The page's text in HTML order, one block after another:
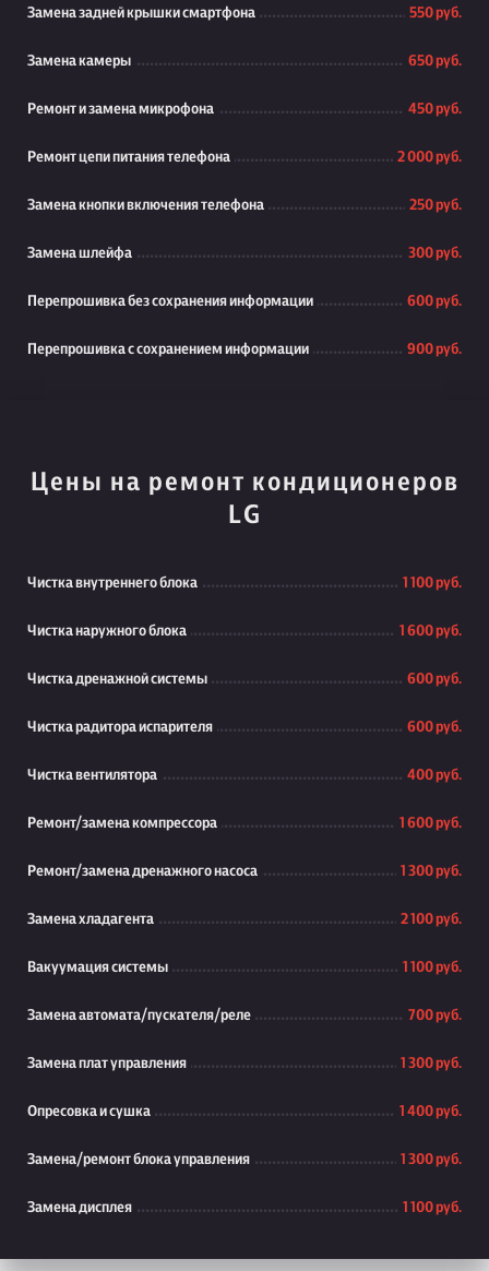
Замена задней крышки смартфона 550 руб.
Замена камеры 650 руб.
Ремонт и замена микрофона 450 руб.
Ремонт цепи питания телефона 2 000 руб.
Замена кнопки включения телефона 250 руб.
Замена шлейфа 300 руб.
Перепрошивка без сохранения информации 600 руб.
Перепрошивка с сохранением информации 900 руб.
Цены на ремонт кондиционеров
LG
Чистка внутреннего блока 1 100 руб.
Чистка наружного блока 1 600 руб.
Чистка дренажной системы 600 руб.
Чистка радитора испарителя 600 руб.
Чистка вентилятора 400 руб.
Ремонт/замена компрессора 1 600 руб.
Ремонт/замена дренажного насоса 1 300 руб.
Замена хладагента 2 100 руб.
Вакуумация системы 1 100 руб.
Замена автомата/пускателя/реле 700 руб.
Замена плат управления 1 300 руб.
Опресовка и сушка 1 400 руб.
Замена/ремонт блока управления 1 300 руб.
Замена дисплея 1 100 руб.